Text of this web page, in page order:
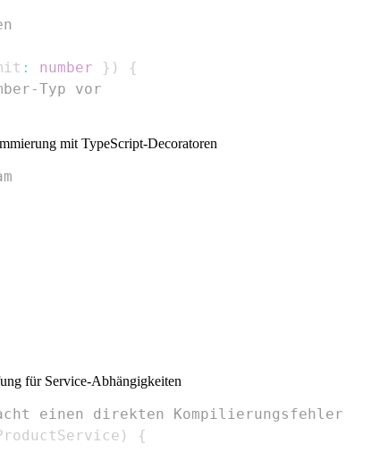
: number } )
{
Typ vor
mit TypeScript-Decoratoren
für Service-Abhängigkeiten
einen direkten Kompilierungsfehler
)
{